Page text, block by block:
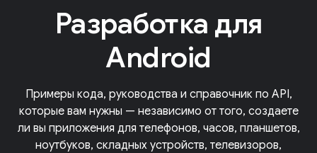
Разработка для
Android
Примеры кода, руководства и справочник по API,
которые вам нужны — независимо от того, создаете
ли вы приложения для телефонов, часов, планшетов,
ноутбуков, складных устройств, телевизоров,